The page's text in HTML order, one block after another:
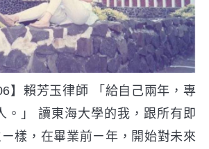
】賴芳玉律師 「給自己兩年，專
。」 讀東海大學的我，跟所有即
樣，在畢業前ㄧ年，開始對未來